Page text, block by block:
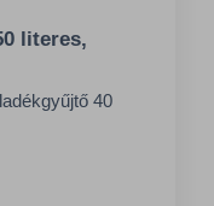
literes,
40